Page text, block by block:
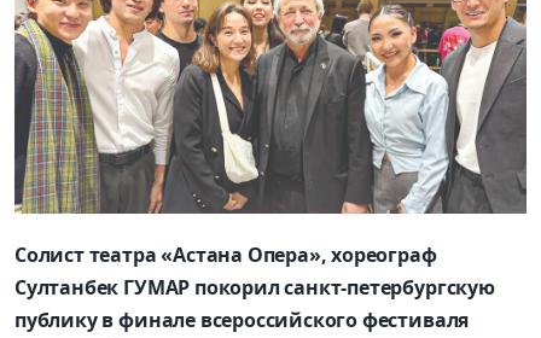
Солист театра «Астана Опера», хореограф
Султанбек ГУМАР покорил санкт-петербургскую
публику в финале всероссийского фестиваля